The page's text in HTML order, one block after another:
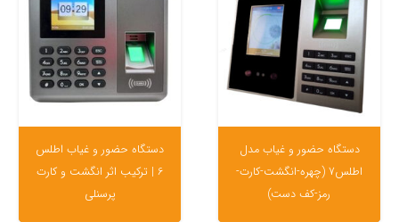
دستگاه حضور و غیاب مدل
اطلس7 (چهره-انگشت-کارت-
رمز-کف دست)
دستگاه حضور و غیاب اطلس
6 | ترکیب اثر انگشت و کارت
پرسنلی